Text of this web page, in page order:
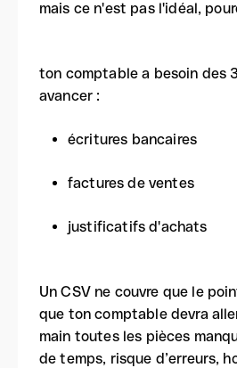
mais ce n'est pas l'idéal,
ton comptable a besoin des
avancer :
écritures bancaires
factures de ventes
justificatifs d'achats
Un CSV ne couvre que le
que ton comptable devra
main toutes les pièces
de temps, risque d’erreurs,